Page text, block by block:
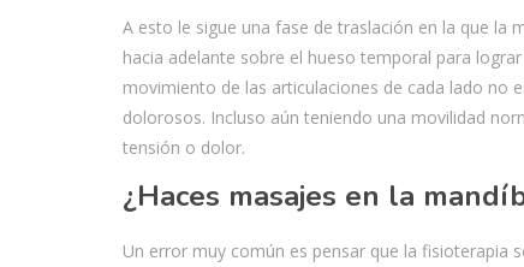
A esto le sigue una fase de traslación en la que la
hacia adelante sobre el hueso temporal para
movimiento de las articulaciones de cada lado no
dolorosos. Incluso aún teniendo una movilidad
tensión o dolor.
¿Haces masajes en la
Un error muy común es pensar que la fisioterapia